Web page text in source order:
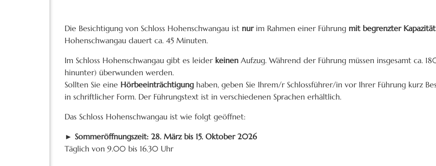
Die Besichtigung von Schloss Hohenschwangau ist nurim Rahmen einer Führung mit begrenzter Kapazität
Hohenschwangau dauert ca. 45 Minuten.
Im Schloss Hohenschwangau gibt es leiderkeinen Aufzug. Während der Führung müssen insgesamt ca.
hinunter) überwunden werden.
Sollten Sie eine Hörbeeinträchtigung haben, geben Sie Ihrem/r Schlossführer/in vor Ihrer Führung kurz
in schriftlicher Form. Der Führungstext ist in verschiedenen Sprachen erhältlich.
Das Schloss Hohenschwangau ist wie folgt geöffnet:
► Sommeröffnungszeit: 28. März bis 15. Oktober 2026
Täglich von 9.00 bis 16.30 Uhr